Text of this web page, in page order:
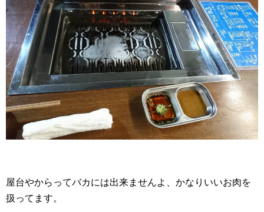
屋台やからってバカには出来ませんよ、かなりいいお肉を
扱ってます。